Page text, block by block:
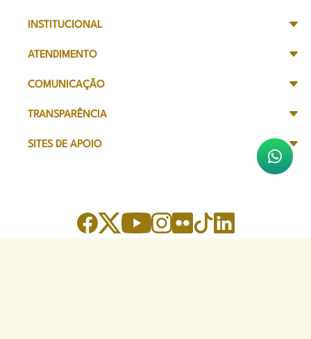
INSTITUCIONAL
ATENDIMENTO
COMUNICAÇÃO
TRANSPARÊNCIA
SITES DE APOIO